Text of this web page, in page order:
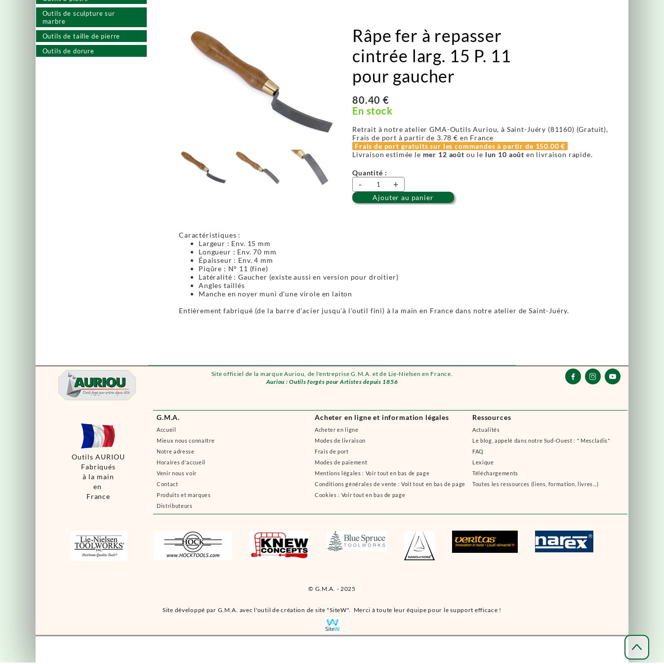
Site officiel de la marque Auriou, de l'entreprise G.M.A. et de Lie-Nielsen en France.
Auriou : Outils forgés pour Artistes depuis 1856
© G.M.A. - 2025
Outils de sculpture sur
marbre
Outils de taille de pierre
Outils de dorure
G.M.A.
Accueil
Mieux nous connaître
Notre adresse
Horaires d'accueil
Venir nous voir
Contact
Produits et marques
Distributeurs
Acheter en ligne et information légales
Acheter en ligne
Modes de livraison
Frais de port
Modes de paiement
Mentions légales : Voir tout en bas de page
Conditions générales de vente : Voit tout en bas de page
Cookies : Voir tout en bas de page
Ressources
Actualités
Le blog, appelé dans notre Sud-Ouest : " Mescladis"
FAQ
Lexique
Téléchargements
Toutes les ressources (liens, formation, livres...)
Site développé par G.M.A. avec l'outil de création de site "SiteW". Merci à toute leur équipe pour le support efficace !
  
Outils AURIOU
Fabriqués
à la main
en
France
Râpe fer à repasser
cintrée larg. 15 P. 11
pour gaucher
80.40 €
En stock
Retrait à notre atelier GMA-Outils Auriou, à Saint-Juéry (81160) (Gratuit),
Frais de port à partir de 3.78 € en France
Frais de port gratuits sur les commandes à partir de 150.00 €
Livraison estimée le mer 12 août ou le lun 10 août en livraison rapide.
Quantité :
- +
Ajouter au panier
Caractéristiques :
Largeur : Env. 15 mm
Longueur : Env. 70 mm
Épaisseur : Env. 4 mm
Piqûre : N° 11 (fine)
Latéralité : Gaucher (existe aussi en version pour droitier)
Angles taillés
Manche en noyer muni d'une virole en laiton
Entièrement fabriqué (de la barre d'acier jusqu'à l'outil fini) à la main en France dans notre atelier de Saint-Juéry.